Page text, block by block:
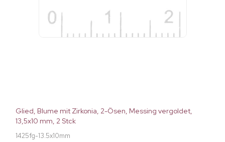
Glied, Blume mit Zirkonia, 2-Ösen, Messing vergoldet,
13,5x10 mm, 2 Stck
1425fg-13.5x10mm